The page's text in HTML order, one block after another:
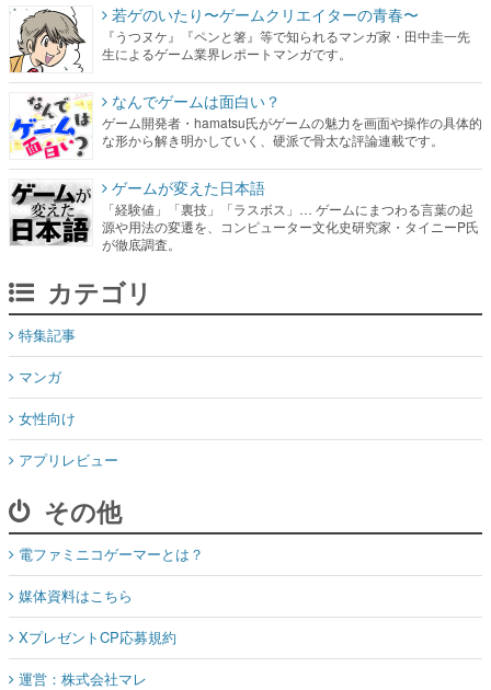
若ゲのいたり〜ゲームクリエイターの青春〜
『うつヌケ』『ペンと箸』等で知られるマンガ家・田中圭一先
生によるゲーム業界レポートマンガです。
なんでゲームは面白い？
ゲーム開発者・hamatsu氏がゲームの魅力を画面や操作の具体的
な形から解き明かしていく、硬派で骨太な評論連載です。
ゲームが変えた日本語
「経験値」「裏技」「ラスボス」… ゲームにまつわる言葉の起
源や用法の変遷を、コンピューター文化史研究家・タイニーP氏
が徹底調査。
カテゴリ
特集記事
マンガ
女性向け
アプリレビュー
その他
電ファミニコゲーマーとは？
媒体資料はこちら
XプレゼントCP応募規約
運営：株式会社マレ